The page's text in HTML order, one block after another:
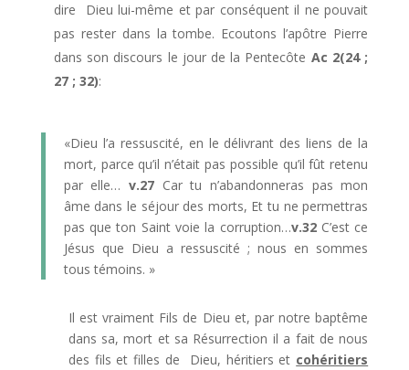
dire Dieu lui-même et par conséquent il ne pouvait
pas rester dans la tombe. Ecoutons l’apôtre Pierre
dans son discours le jour de la Pentecôte Ac 2(24 ;
27 ; 32):
«Dieu l’a ressuscité, en le délivrant des liens de la
mort, parce qu’il n’était pas possible qu’il fût retenu
par elle…v.27 Car tu n’abandonneras pas mon
âme dans le séjour des morts, Et tu ne permettras
pas que ton Saint voie la corruption…v.32C’est ce
Jésus que Dieu a ressuscité ; nous en sommes
tous témoins. »
Il est vraiment Fils de Dieu et, par notre baptême
dans sa, mort et sa Résurrection il a fait de nous
des fils et filles de Dieu, héritiers et cohéritiers